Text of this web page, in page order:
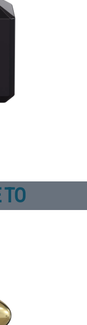
ΤΟ